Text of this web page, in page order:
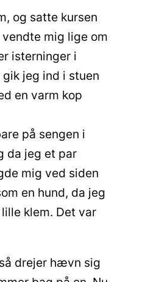
og satte kursen
mig lige om
isterninger i
gik jeg ind i stuen
en varm kop
på sengen i
da jeg et par
mig ved siden
en hund, da jeg
klem. Det var
drejer hævn sig